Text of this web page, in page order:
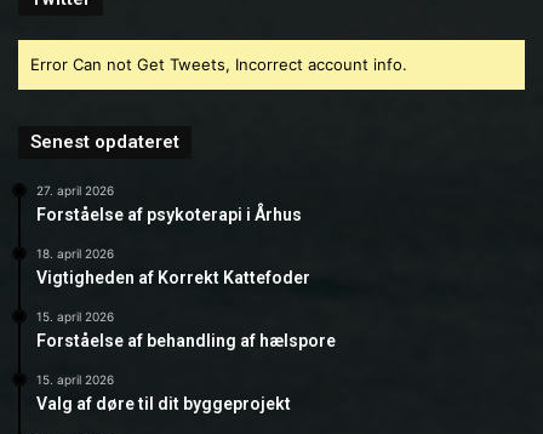
Error Can not Get Tweets, Incorrect account info.
Senest opdateret
27. april 2026
Forståelse af psykoterapi i Århus
18. april 2026
Vigtigheden af Korrekt Kattefoder
15. april 2026
Forståelse af behandling af hælspore
15. april 2026
Valg af døre til dit byggeprojekt